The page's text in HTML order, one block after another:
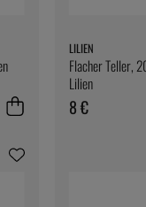
LILIEN
Flacher Teller,
Lilien
8 €